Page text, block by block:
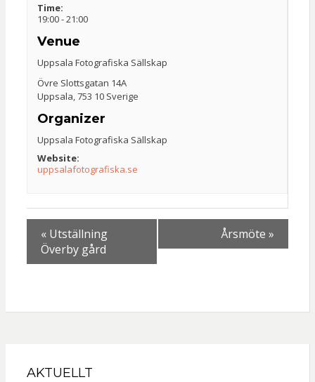
Time:
19:00 - 21:00
Venue
Uppsala Fotografiska Sällskap
Övre Slottsgatan 14A
Uppsala 753 10 Sverige
Organizer
Uppsala Fotografiska Sällskap
Website:
uppsalafotografiska.se
«Utställning
Överby gård
Årsmöte »
AKTUELLT